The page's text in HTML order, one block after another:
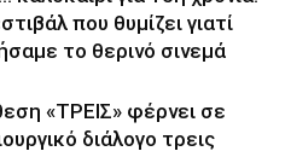
που θυμίζει γιατί
το θερινό σινεμά
«ΤΡΕΙΣ» φέρνει σε
διάλογο τρεις